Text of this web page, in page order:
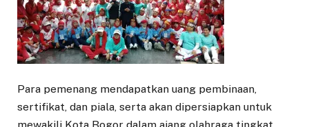
Para pemenang mendapatkan uang pembinaan,
sertifikat, dan piala, serta akan dipersiapkan untuk